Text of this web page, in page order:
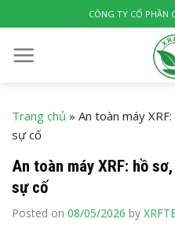
to
content
CÔNG TY CỔ PHẦN
Trang chủ » An toàn máy
sự cố
An toàn máy XRF: hồ
sự cố
Posted on 08/05/2026 by